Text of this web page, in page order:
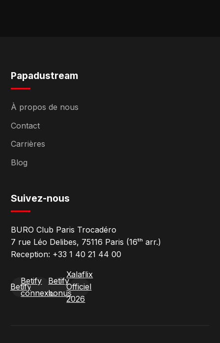
Papadustream
À propos de nous
Contact
Carrières
Blog
Suivez-nous
BURO Club Paris Trocadéro
7 rue Léo Delibes, 75116 Paris (16ᵗʰ arr.)
Reception: +33 1 40 21 44 00
Betify
Betify
connexion
Betify
bonus
Xalaflix
Officiel
2026